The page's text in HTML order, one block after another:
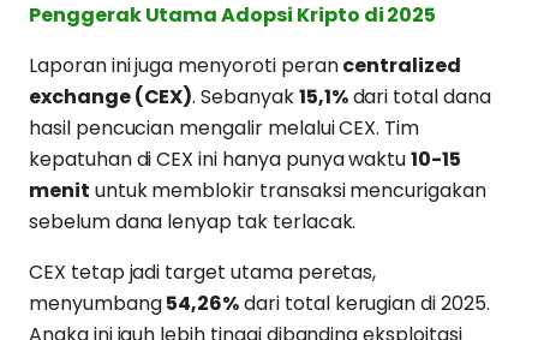
Penggerak Utama Adopsi Kripto di 2025
Laporan ini juga menyoroti perancentralized
exchange (CEX). Sebanyak15,1%dari total dana
hasil pencucian mengalir melalui CEX. Tim
kepatuhan di CEX ini hanya punya waktu10-15
menit untuk memblokir transaksi mencurigakan
sebelum dana lenyap tak terlacak.
CEX tetap jadi target utama peretas,
menyumbang54,26%dari total kerugian di 2025.